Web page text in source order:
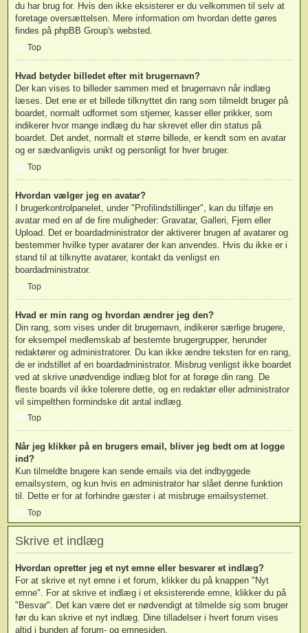
du har brug for. Hvis den ikke eksisterer er du velkommen til selv at
foretage oversættelsen. Mere information om hvordan dette gøres
findes på phpBB Group's websted.
Top
Hvad betyder billedet efter mit brugernavn?
Der kan vises to billeder sammen med et brugernavn når indlæg
læses. Det ene er et billede tilknyttet din rang som tilmeldt bruger på
boardet, normalt udformet som stjerner, kasser eller prikker, som
indikerer hvor mange indlæg du har skrevet eller din status på
boardet. Det andet, normalt et større billede, er kendt som en avatar
og er sædvanligvis unikt og personligt for hver bruger.
Top
Hvordan vælger jeg en avatar?
I brugerkontrolpanelet, under "Profilindstillinger", kan du tilføje en
avatar med en af de fire muligheder: Gravatar, Galleri, Fjern eller
Upload. Det er boardadministrator der aktiverer brugen af avatarer og
bestemmer hvilke typer avatarer der kan anvendes. Hvis du ikke er i
stand til at tilknytte avatarer, kontakt da venligst en
boardadministrator.
Top
Hvad er min rang og hvordan ændrer jeg den?
Din rang, som vises under dit brugernavn, indikerer særlige brugere,
for eksempel medlemskab af bestemte brugergrupper, herunder
redaktører og administratorer. Du kan ikke ændre teksten for en rang,
de er indstillet af en boardadministrator. Misbrug venligst ikke boardet
ved at skrive unødvendige indlæg blot for at forøge din rang. De
fleste boards vil ikke tolerere dette, og en redaktør eller administrator
vil simpelthen formindske dit antal indlæg.
Top
Når jeg klikker på en brugers email, bliver jeg bedt om at logge
ind?
Kun tilmeldte brugere kan sende emails via det indbyggede
emailsystem, og kun hvis en administrator har slået denne funktion
til. Dette er for at forhindre gæster i at misbruge emailsystemet.
Top
Skrive et indlæg
Hvordan opretter jeg et nyt emne eller besvarer et indlæg?
For at skrive et nyt emne i et forum, klikker du på knappen "Nyt
emne". For at skrive et indlæg i et eksisterende emne, klikker du på
"Besvar". Det kan være det er nødvendigt at tilmelde sig som bruger
før du kan skrive et nyt indlæg. Dine tilladelser i hvert forum vises
altid i bunden af forum- og emnesiden.